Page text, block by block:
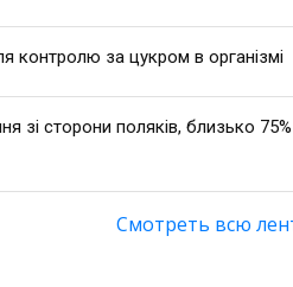
контролю за цукром в організмі
зі сторони поляків, близько 75%
Смотреть всю